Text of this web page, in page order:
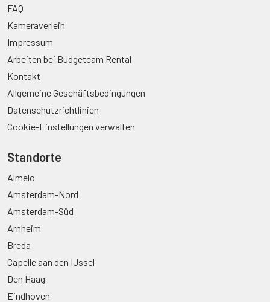
FAQ
Kameraverleih
Impressum
Arbeiten bei Budgetcam Rental
Kontakt
Allgemeine Geschäftsbedingungen
Datenschutzrichtlinien
Cookie-Einstellungen verwalten
Standorte
Almelo
Amsterdam-Nord
Amsterdam-Süd
Arnheim
Breda
Capelle aan den IJssel
Den Haag
Eindhoven